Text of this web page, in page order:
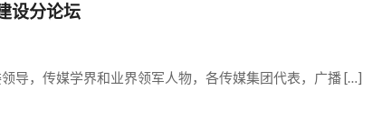
设分论坛
导，传媒学界和业界领军人物，各传媒集团代表，广播 […]